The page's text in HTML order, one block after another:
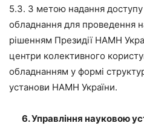
5.3. З метою надання доступу
обладнання для проведення
рішенням Президії НАМН
центри колективного
обладнанням у формі
установи НАМН України.
6. Управління науковою